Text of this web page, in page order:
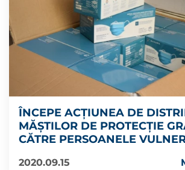
ÎNCEPE ACȚIUNEA DE
MĂȘTILOR DE PROTECȚIE
CĂTRE PERSOANELE
2020.09.15